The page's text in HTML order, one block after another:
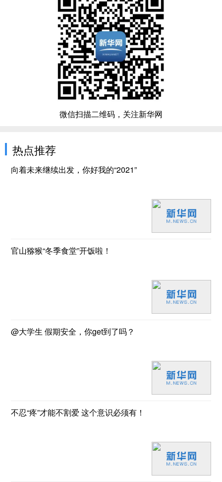
微信扫描二维码，关注新华网
热点推荐
向着未来继续出发，你好我的“2021”
官山猕猴“冬季食堂”开饭啦！
@大学生 假期安全，你get到了吗？
不忍“疼”才能不割爱 这个意识必须有！